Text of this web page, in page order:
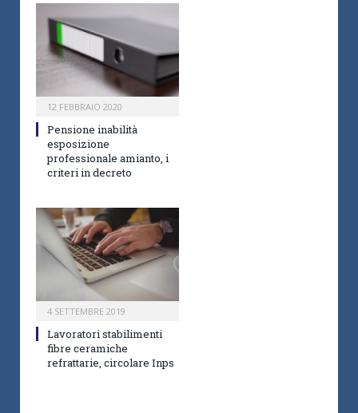
12 FEBBRAIO 2020
Pensione inabilità
esposizione
professionale amianto, i
criteri in decreto
4 SETTEMBRE 2019
Lavoratori stabilimenti
fibre ceramiche
refrattarie, circolare Inps